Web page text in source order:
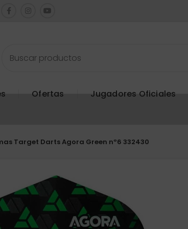
Ofertas Jugadores Oficiales
Target Darts Agora Green nº6 332430